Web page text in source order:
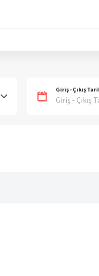
Giriş - Çıkış
Giriş - Çıkış